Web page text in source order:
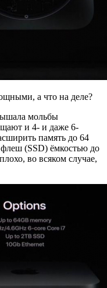
а что на деле?
мольбы
и 4- и даже 6-
память до 64
(SSD) ёмкостью до
во всяком случае,